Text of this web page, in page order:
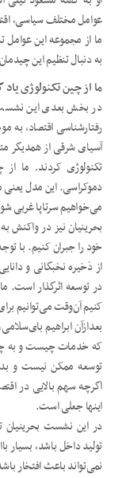
عوامل مختلف سیاسی،
ما از مجموعه این
به دنبال تنظیم این
ما از چین تکنولوژی یاد
در بخش بعدی این
رفتارشناسی اقتصاد،
آسیای شرقی از همدیگر
تکنولوژی کردند. ما از
دموکراسی. این مدل یعنی
می‌خواهیم سرتاپا غربی
بحرینیان نیز در
خود را جبران کنیم. با
از ذخیره نخبگانی و
کنیم آن‌وقت می‌توانیم
بعدازآن ابراهیم
که خدمات چیست و به
توسعه ممکن نیست و
اگرچه سهم بالایی در
اینها جعلی است.
در این نشست
تولید داخل باشد،
نمی‌تواند باعث افتخار